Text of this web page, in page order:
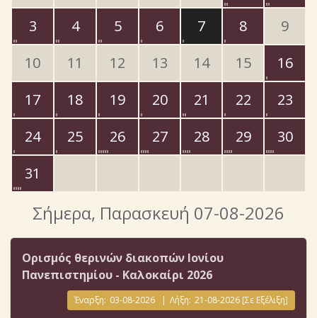
3
4 5 6 7 8
9
10
11 12 13 14 15
16
17
18 19 20 21 22
23
24
25 26 27 28 29
30
31
Σήμερα, Παρασκευή 07-08-2026
Ορισμός θερινών διακοπών Ιονίου
Πανεπιστημίου - Καλοκαίρι 2026
Έναρξη: 03-08-2026 | Λήξη: 21-08-2026 [Σε Εξέλιξη]